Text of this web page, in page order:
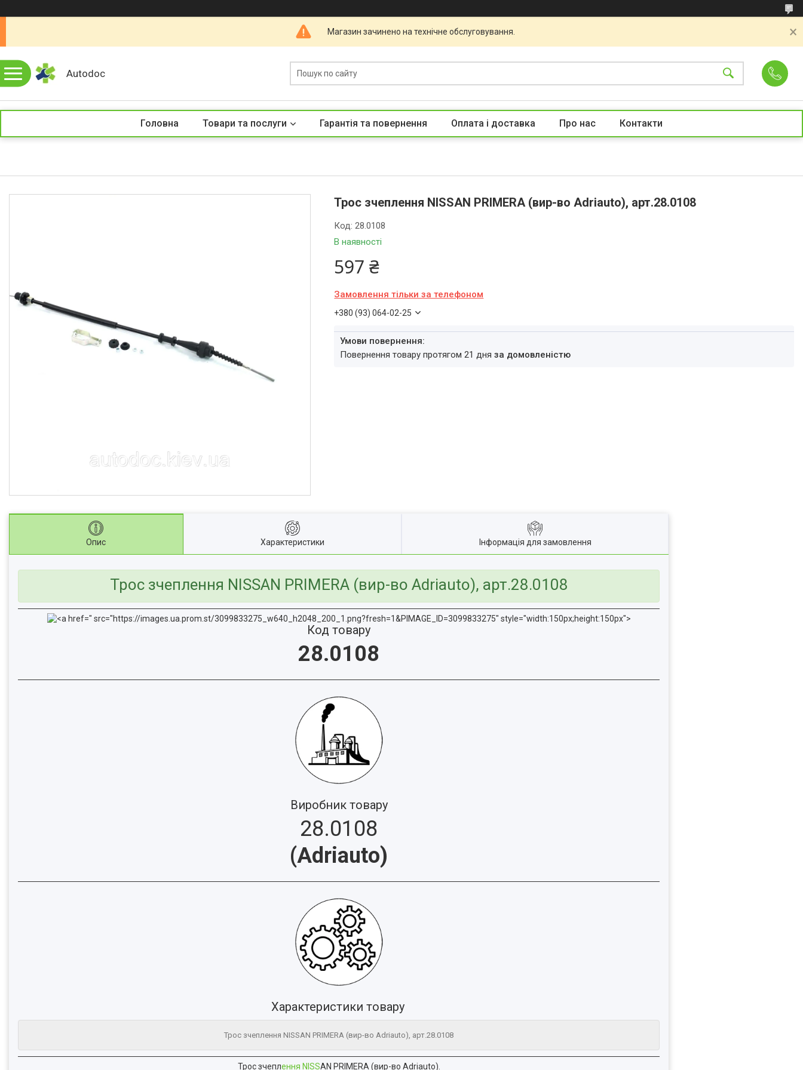
Магазин зачинено на технічне обслуговування.
Autodoc
Головна Товари та послуги Гарантія та повернення Оплата і доставка Про нас Контакти
Трос зчеплення NISSAN PRIMERA (вир-во Adriauto), арт.28.0108
В наявності
Код:28.0108
597 ₴
Замовлення тільки за телефоном
+380 (93) 064-02-25
повернення товару протягом 21 дняза домовленістю
Опис Характеристики Інформація для замовлення
Трос зчеплення NISSAN PRIMERA (вир-во Adriauto), арт.28.0108
" src="https://images.ua.prom.st/3099833275_w640_h2048_200_1.png?fresh=1&PIMAGE_ID=3099833275" style="width:150px;height:150px">
Код товару
28.0108
Виробник товару
28.0108
(Adriauto)
Характеристики товару
Трос зчеплення NISSAN PRIMERA (вир-во Adriauto), арт.28.0108
Трос зчеплення NISSAN PRIMERA (вир-во Adriauto).